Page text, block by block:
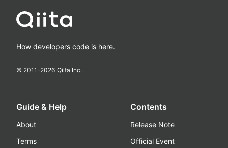
How developers code is here.
© 2011-2026 Qiita Inc.
Guide & Help
About
Terms
Contents
Release Note
Official Event